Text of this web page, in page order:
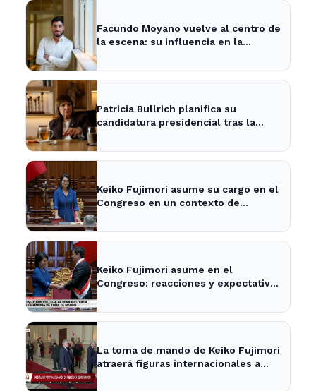
Facundo Moyano vuelve al centro de
la escena: su influencia en la
Patricia Bullrich planifica su
candidatura presidencial tras la
Keiko Fujimori asume su cargo en el
Congreso en un contexto de
Keiko Fujimori asume en el
Congreso: reacciones y expectativas
La toma de mando de Keiko Fujimori
atraerá figuras internacionales a